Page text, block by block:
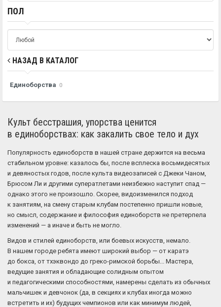
ПОЛ
НАЗАД В КАТАЛОГ
Единоборства 0
Культ бесстрашия, упорства ценится
в единоборствах: как закалить свое тело и дух
Популярность единоборств в нашей стране держится на весьма
стабильном уровне: казалось бы, после всплеска восьмидесятых
и девяностых годов, после культа видеозаписей с Джеки Чаном,
Брюсом Ли и другими суператлетами неизбежно наступит спад —
однако этого не произошло. Скорее, видоизменился подход
к занятиям, на смену старым клубам постепенно пришли новые,
но смысл, содержание и философия единоборств не претерпела
изменений — а иначе и быть не могло.
Видов и стилей единоборств, или боевых искусств, немало.
В нашем городе ребята имеют широкий выбор — от каратэ
до бокса, от тхэквондо до греко-римской борьбы... Мастера,
ведущие занятия и обладающие солидным опытом
и педагогическими способностями, намерены сделать из обычных
мальчишек и девчонок (да, в секциях и клубах иногда можно
встретить и их) будущих чемпионов или как минимум людей,